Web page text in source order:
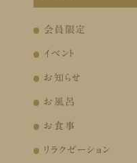
会員限定
イベント
お知らせ
お風呂
お食事
リラクゼーション